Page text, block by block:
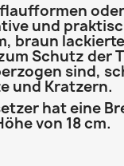
und
braun
Schutz der
sind,
und Kratzern.
hat eine
von 18 cm.